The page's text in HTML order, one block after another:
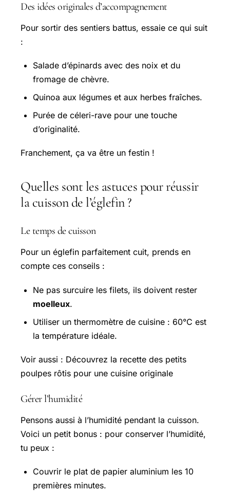
Des idées originales d’accompagnement
Pour sortir des sentiers battus, essaie ce qui suit
:
Salade d’épinards avec des noix et du
fromage de chèvre.
Quinoa aux légumes et aux herbes fraîches.
Purée de céleri-rave pour une touche
d’originalité.
Franchement, ça va être un festin !
Quelles sont les astuces pour réussir
la cuisson de l’églefin ?
Le temps de cuisson
Pour un églefin parfaitement cuit, prends en
compte ces conseils :
Ne pas surcuire les filets, ils doivent rester
moelleux.
Utiliser un thermomètre de cuisine : 60°C est
la température idéale.
Voir aussi : Découvrez la recette des petits
poulpes rôtis pour une cuisine originale
Gérer l’humidité
Pensons aussi à l’humidité pendant la cuisson.
Voici un petit bonus : pour conserver l’humidité,
tu peux :
Couvrir le plat de papier aluminium les 10
premières minutes.